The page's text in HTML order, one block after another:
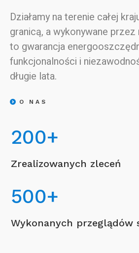
Działamy na terenie całej
granicą, a wykonywane przez
to gwarancja
funkcjonalności i
długie lata.
O NAS
200+
Zrealizowanych zleceń
500+
Wykonanych przeglądów